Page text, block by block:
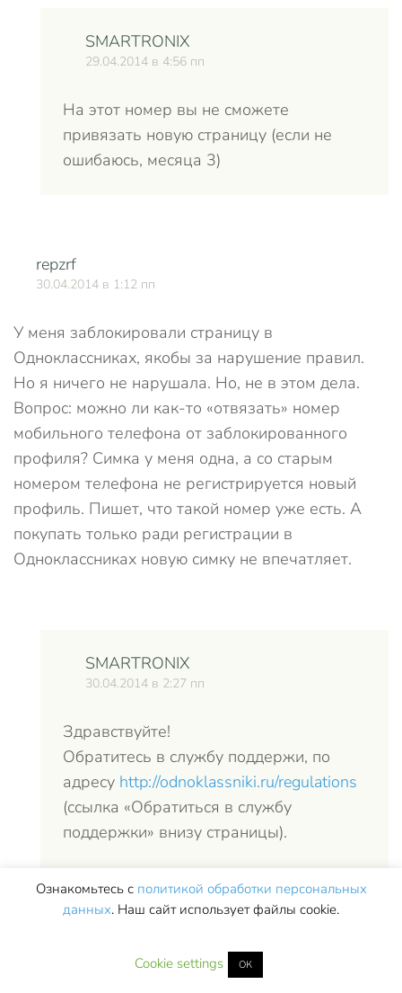
SMARTRONIX
29.04.2014 в 4:56 пп
На этот номер вы не сможете
привязать новую страницу (если не
ошибаюсь, месяца 3)
repzrf
30.04.2014 в 1:12 пп
У меня заблокировали страницу в
Одноклассниках, якобы за нарушение правил.
Но я ничего не нарушала. Но, не в этом дела.
Вопрос: можно ли как-то «отвязать» номер
мобильного телефона от заблокированного
профиля? Симка у меня одна, а со старым
номером телефона не регистрируется новый
профиль. Пишет, что такой номер уже есть. А
покупать только ради регистрации в
Одноклассниках новую симку не впечатляет.
SMARTRONIX
30.04.2014 в 2:27 пп
Здравствуйте!
Обратитесь в службу поддержи, по
адресу http://odnoklassniki.ru/regulations
(ссылка «Обратиться в службу
поддержки» внизу страницы).
Если использовался номер для
регистрации, то повторно сможете
Ознакомьтесь с политикой обработки персональных
данных. Наш сайт использует файлы cookie.
Cookie settings ОК